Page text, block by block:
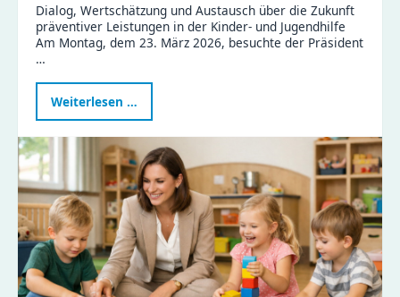
Dialog, Wertschätzung und Austausch über die Zukunft
präventiver Leistungen in der Kinder- und Jugendhilfe
Am Montag, dem 23. März 2026, besuchte der Präsident
…
Weiterlesen …
des
Landtags
zu
Besuch
im
Haus
Liddy